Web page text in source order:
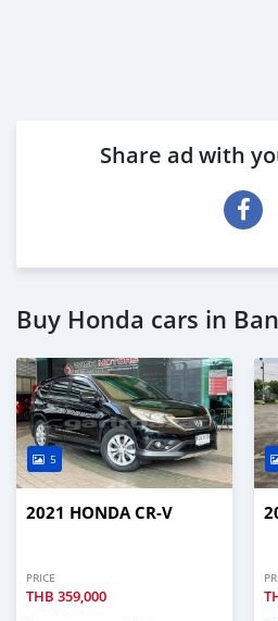
Share ad with
Buy Honda cars in
5
2021 HONDA CR-V
PRICE
THB 359,000